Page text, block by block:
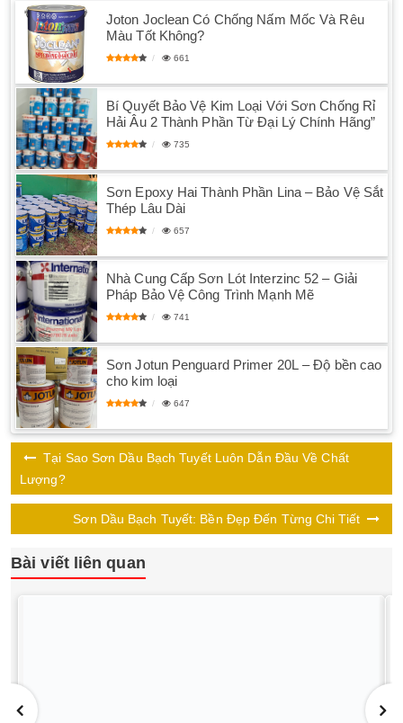
Joton Joclean Có Chống Nấm Mốc Và Rêu
Màu Tốt Không?
661
Bí Quyết Bảo Vệ Kim Loại Với Sơn Chống Rỉ
Hải Âu 2 Thành Phần Từ Đại Lý Chính Hãng”
735
Sơn Epoxy Hai Thành Phần Lina – Bảo Vệ Sắt
Thép Lâu Dài
657
Nhà Cung Cấp Sơn Lót Interzinc 52 – Giải
Pháp Bảo Vệ Công Trình Mạnh Mẽ
741
Sơn Jotun Penguard Primer 20L – Độ bền cao
cho kim loại
647
Tại Sao Sơn Dầu Bạch Tuyết Luôn Dẫn Đầu Về Chất
Lượng?
Sơn Dầu Bạch Tuyết: Bền Đẹp Đến Từng Chi Tiết
Bài viết liên quan